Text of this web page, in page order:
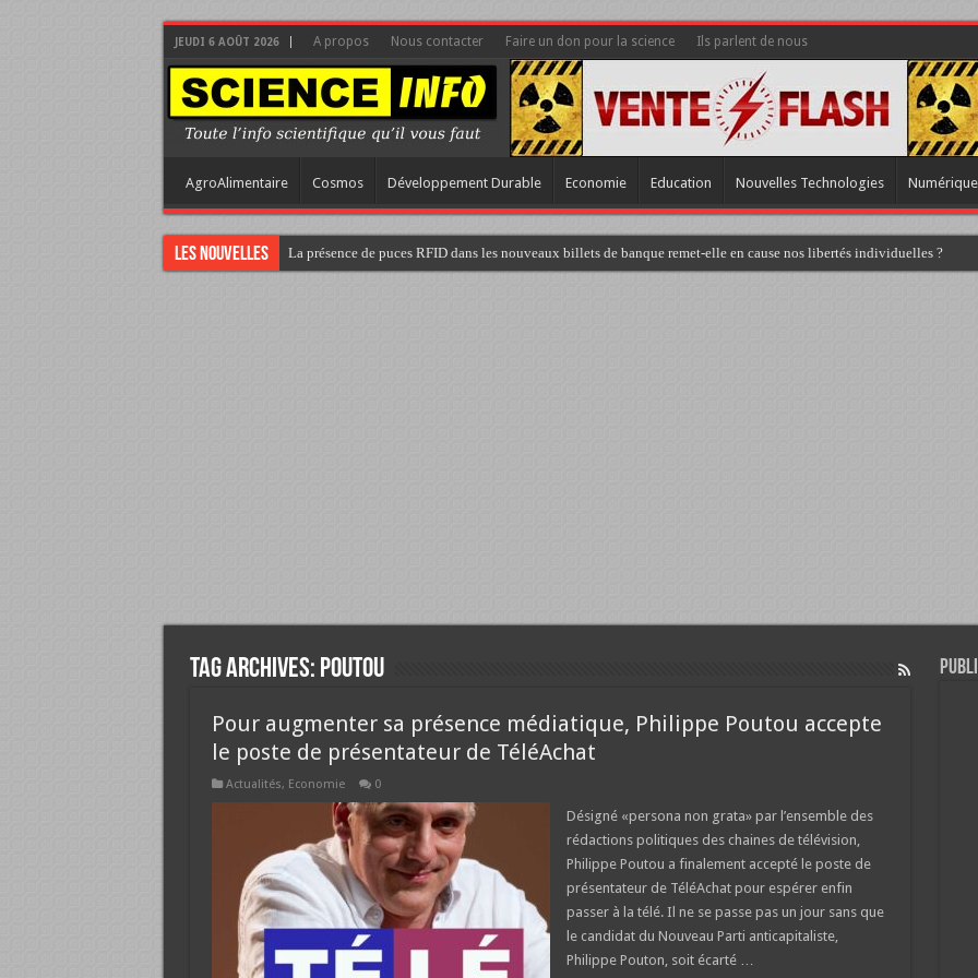
JEUDI 6 AOÛT 2026 A propos Nous contacter Faire un don pour la science Ils parlent de nous
AgroAlimentaire Cosmos Développement Durable Economie Education Nouvelles Technologies Numérique
Les nouvelles La présence de puces RFID dans les nouveaux billets de banque remet-elle en cause nos libertés individuelles ?
Tag Archives: poutou
Pour augmenter sa présence médiatique, Philippe Poutou accepte
le poste de présentateur de TéléAchat
Actualités, Economie 0
Désigné «persona non grata» par l’ensemble des
rédactions politiques des chaines de télévision,
Philippe Poutou a finalement accepté le poste de
présentateur de TéléAchat pour espérer enfin
passer à la télé. Il ne se passe pas un jour sans que
le candidat du Nouveau Parti anticapitaliste,
Philippe Pouton, soit écarté …